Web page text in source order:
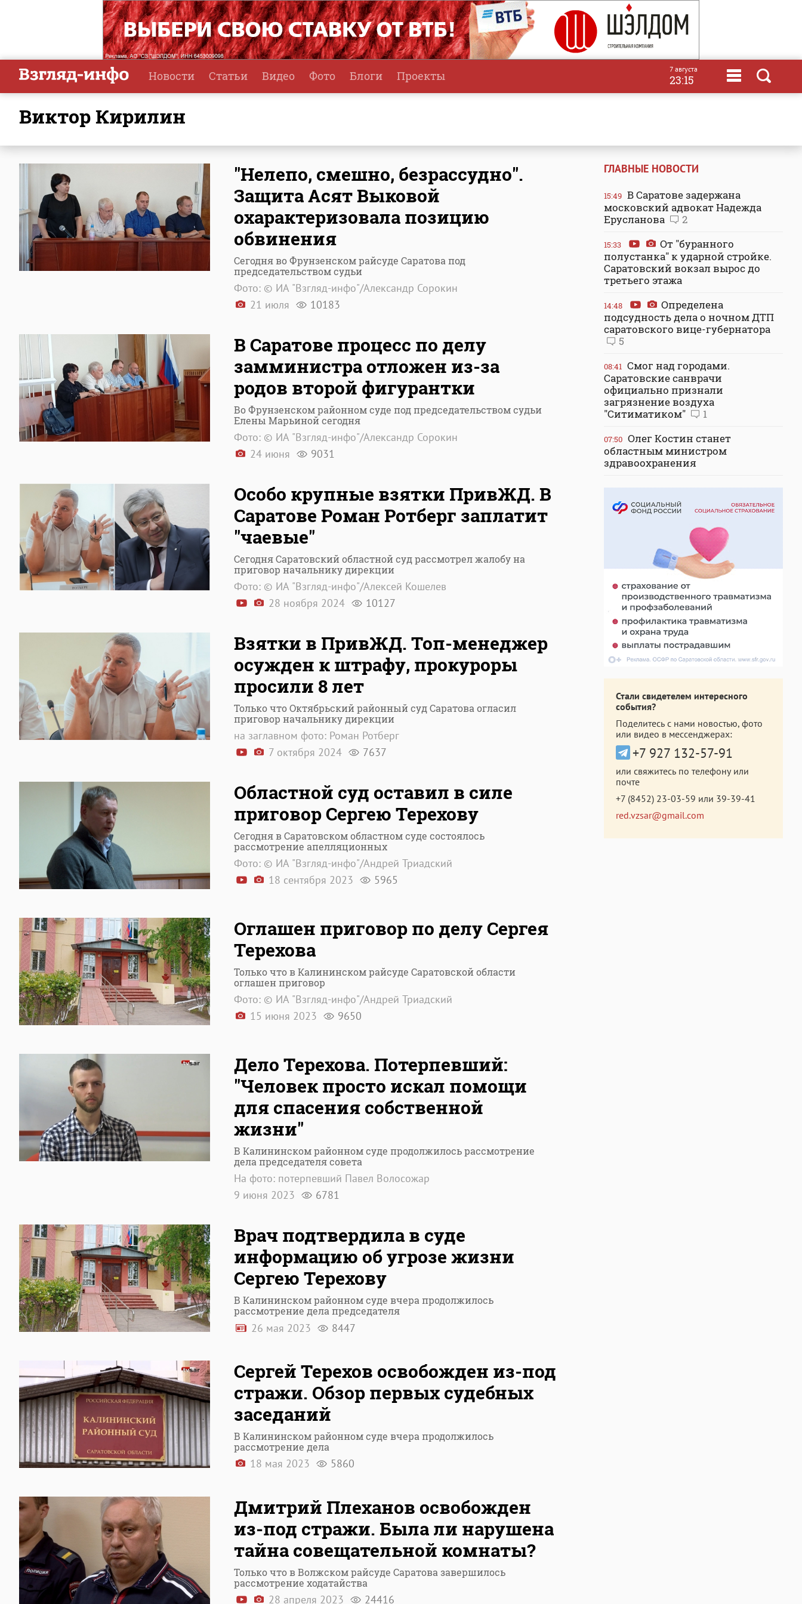
Новости Статьи Видео Фото Блоги Проекты 7 августа
23:15
Виктор Кирилин
"Нелепо, смешно, безрассудно".
Защита Асят Выковой
охарактеризовала позицию
обвинения
Сегодня во Фрунзенском райсуде Саратова под
председательством судьи
Фото: © ИА "Взгляд-инфо"/Александр Сорокин
21 июля
10183
В Саратове процесс по делу
замминистра отложен из-за
родов второй фигурантки
Во Фрунзенском районном суде под председательством судьи
Елены Марьиной сегодня
Фото: © ИА "Взгляд-инфо"/Александр Сорокин
24 июня
9031
Особо крупные взятки ПривЖД. В
Саратове Роман Ротберг заплатит
"чаевые"
Сегодня Саратовский областной суд рассмотрел жалобу на
приговор начальнику дирекции
Фото: © ИА "Взгляд-инфо"/Алексей Кошелев
28 ноября 2024
10127
Взятки в ПривЖД. Топ-менеджер
осужден к штрафу, прокуроры
просили 8 лет
Только что Октябрьский районный суд Саратова огласил
приговор начальнику дирекции
на заглавном фото: Роман Ротберг
7 октября 2024
7637
Областной суд оставил в силе
приговор Сергею Терехову
Сегодня в Саратовском областном суде состоялось
рассмотрение апелляционных
Фото: © ИА "Взгляд-инфо"/Андрей Триадский
18 сентября 2023
5965
Оглашен приговор по делу Сергея
Терехова
Только что в Калининском райсуде Саратовской области
оглашен приговор
Фото: © ИА "Взгляд-инфо"/Андрей Триадский
15 июня 2023
9650
Дело Терехова. Потерпевший:
"Человек просто искал помощи
для спасения собственной
жизни"
В Калининском районном суде продолжилось рассмотрение
дела председателя совета
На фото: потерпевший Павел Волосожар
9 июня 2023
6781
Врач подтвердила в суде
информацию об угрозе жизни
Сергею Терехову
В Калининском районном суде вчера продолжилось
рассмотрение дела председателя
26 мая 2023 8447
Сергей Терехов освобожден из-под
стражи. Обзор первых судебных
заседаний
В Калининском районном суде вчера продолжилось
рассмотрение дела
18 мая 2023 5860
Дмитрий Плеханов освобожден
из-под стражи. Была ли нарушена
тайна совещательной комнаты?
Только что в Волжском райсуде Саратова завершилось
рассмотрение ходатайства
28 апреля 2023 24416
ГЛАВНЫЕ НОВОСТИ
15:49 В Саратове задержана
московский адвокат Надежда
Ерусланова
2
15:33
От "буранного
полустанка" к ударной стройке.
Саратовский вокзал вырос до
третьего этажа
14:48
Определена
подсудность дела о ночном ДТП
саратовского вице-губернатора
5
08:41 Смог над городами.
Саратовские санврачи
официально признали
загрязнение воздуха
"Ситиматиком"
1
07:50 Олег Костин станет
областным министром
здравоохранения
Стали свидетелем интересного
события?
Поделитесь с нами новостью, фото
или видео в мессенджерах:
+7 927 132-57-91
или свяжитесь по телефону или
почте
+7 (8452) 23-03-59 или 39-39-41
red.vzsar@gmail.com